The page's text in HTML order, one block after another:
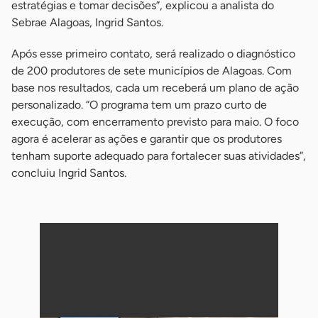
estratégias e tomar decisões”, explicou a analista do
Sebrae Alagoas, Ingrid Santos.
Após esse primeiro contato, será realizado o diagnóstico
de 200 produtores de sete municípios de Alagoas. Com
base nos resultados, cada um receberá um plano de ação
personalizado. “O programa tem um prazo curto de
execução, com encerramento previsto para maio. O foco
agora é acelerar as ações e garantir que os produtores
tenham suporte adequado para fortalecer suas atividades”,
concluiu Ingrid Santos.